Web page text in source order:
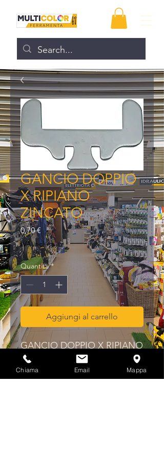
GANCIO DOPPIO
X RIPIANO
ZINCATO
0,70 €Prezzo
IVA inclusa
Quantità *
Aggiungi al carrello
GANCIO DOPPIO X RIPIANO
ZINCATO
Chiama Email Mappa